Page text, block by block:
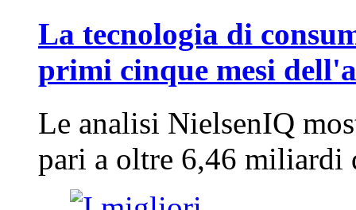
La tecnologia di
primi cinque mesi
Le analisi NielsenIQ
pari a oltre 6,46